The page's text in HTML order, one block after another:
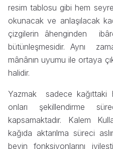
resim tablosu gibi hem
okunacak ve anlaşılacak
çizgilerin âhenginden
bütünleşmesidir. Aynı
mânânın uyumu ile ortaya
halidir.
Yazmak sadece kağıttaki
onları şekillendirme
kapsamaktadır. Kalem
kağıda aktarılma süreci
beyin fonksiyonlarını